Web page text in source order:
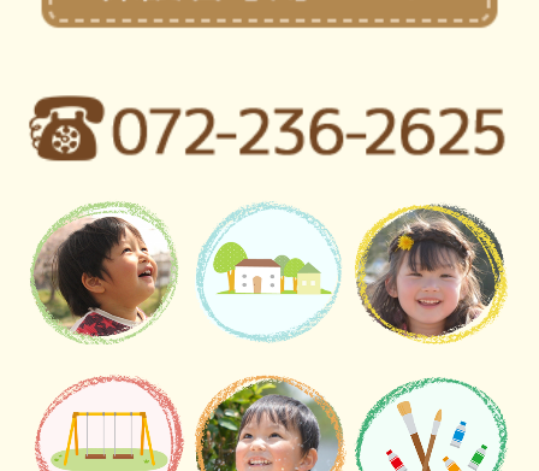
園の紹介
園での1日
年間行事
2026年度行事
2026年度保護者ページ
満3歳児保育